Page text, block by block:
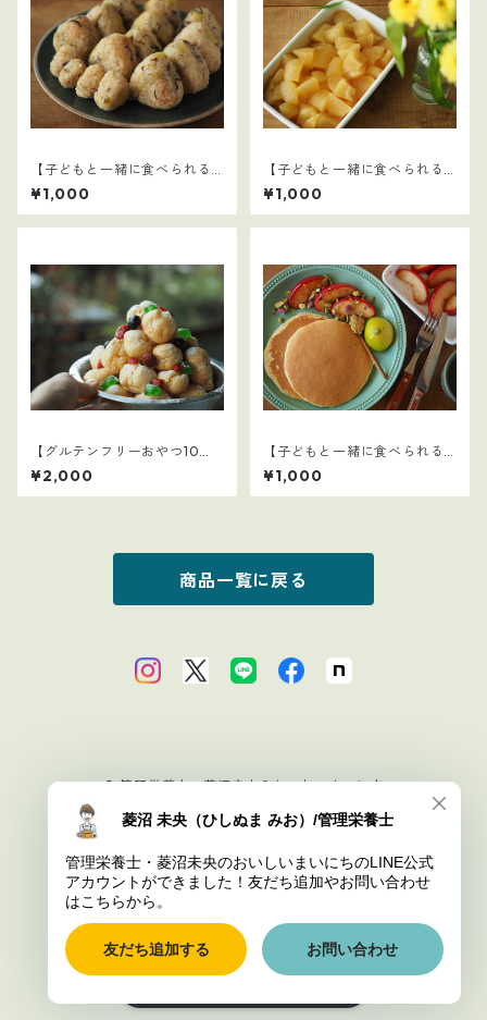
【子どもと一緒に食べられる
ごはん】8
¥1,000
【子どもと一緒に食べられる
ごはん】15
¥1,000
【グルテンフリーおやつ10
選】3
¥2,000
【子どもと一緒に食べられる
ごはん】11
¥1,000
商品一覧に戻る
© 管理栄養士・菱沼未央のおいしいまいにち
Powered by